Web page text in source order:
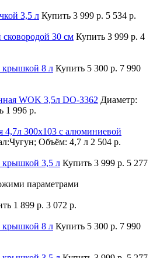
3,5 л Купить 3 999 р. 5 534 р.
30 см Купить 3 999 р. 4
крышкой 8 л Купить 5 300 р. 7 990
WOK 3,5л DO-3362 Диаметр:
1 996 р.
4,7л 300х103 с алюминиевой
Объём: 4,7 л 2 504 р.
крышкой 3,5 л Купить 3 999 р. 5 277
параметрами
1 899 р. 3 072 р.
крышкой 8 л Купить 5 300 р. 7 990